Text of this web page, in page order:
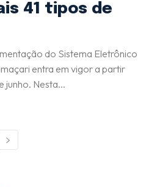
41 tipos de
do Sistema Eletrônico
entra em vigor a partir
junho. Nesta...